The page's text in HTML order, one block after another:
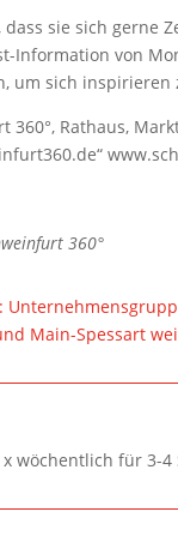
sie sich gerne
Information von
um sich inspirieren
Rathaus,
360°
Main-Spessart
wöchentlich für 3-